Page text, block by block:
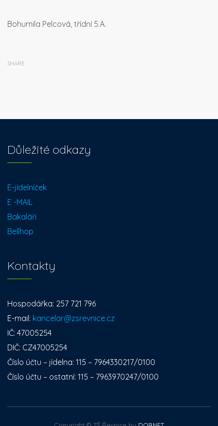
Bohumila Pelcová, třídní 5.A.
SHARE
Důležité odkazy
E-jídelníček
E -MAIL
Bakaláři
Bellhop
Kontakty
Hospodářka: 257 721 796
E-mail: kancelar@zsrevnice.cz
IČ: 47005254
DIČ: CZ47005254
Číslo účtu – jídelna: 115 – 7964330217/0100
Číslo účtu – ostatní: 115 – 7963970247/0100